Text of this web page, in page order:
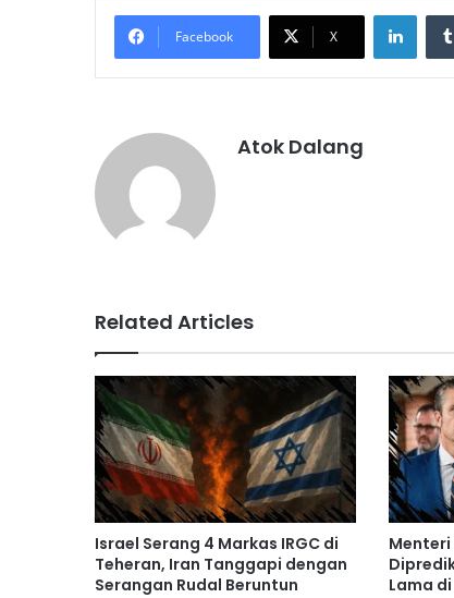
Facebook X
Atok Dalang
Related Articles
Israel Serang 4 Markas IRGC di
Teheran, Iran Tanggapi dengan
Serangan Rudal Beruntun
Menteri
Lama